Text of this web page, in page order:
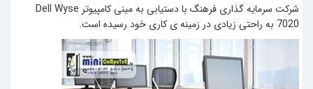
شرکت سرمایه گذاری فرهنگ با دستیابی به مینی کامپیوتر Dell Wyse
7020 به راحتی زیادی در زمینه ی کاری خود رسیده است.